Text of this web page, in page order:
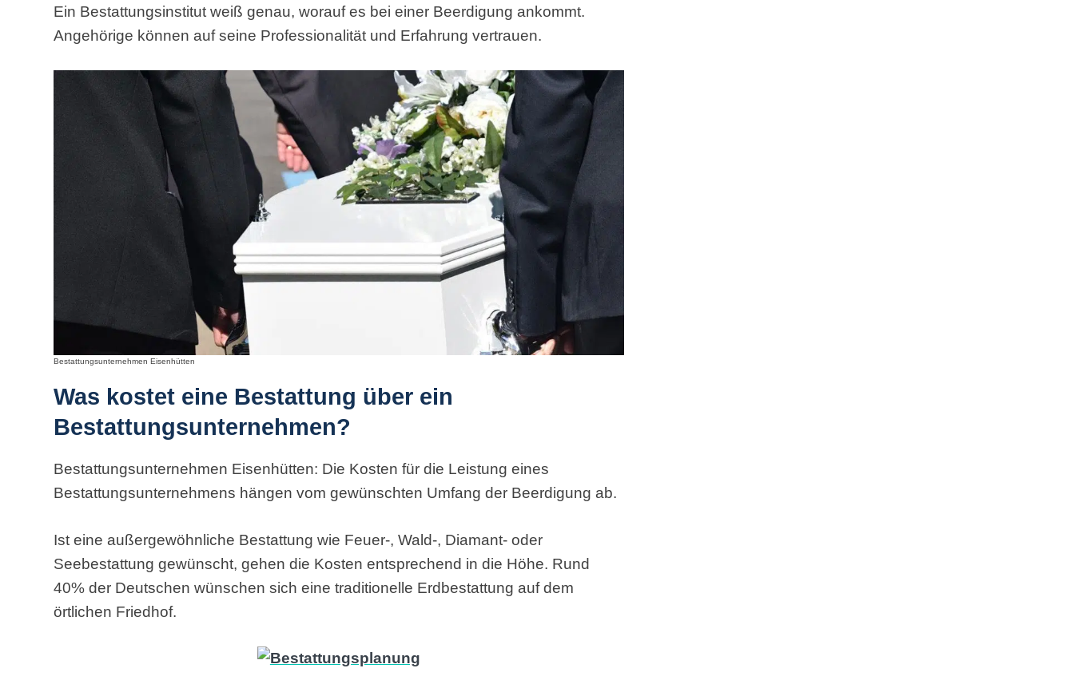
Ein Bestattungsinstitut weiß genau, worauf es bei einer Beerdigung ankommt.
Angehörige können auf seine Professionalität und Erfahrung vertrauen.
Bestattungsunternehmen Eisenhütten
Was kostet eine Bestattung über ein
Bestattungsunternehmen?
Bestattungsunternehmen Eisenhütten: Die Kosten für die Leistung eines
Bestattungsunternehmens hängen vom gewünschten Umfang der Beerdigung ab.
Ist eine außergewöhnliche Bestattung wie Feuer-, Wald-, Diamant- oder
Seebestattung gewünscht, gehen die Kosten entsprechend in die Höhe. Rund
40% der Deutschen wünschen sich eine traditionelle Erdbestattung auf dem
örtlichen Friedhof.